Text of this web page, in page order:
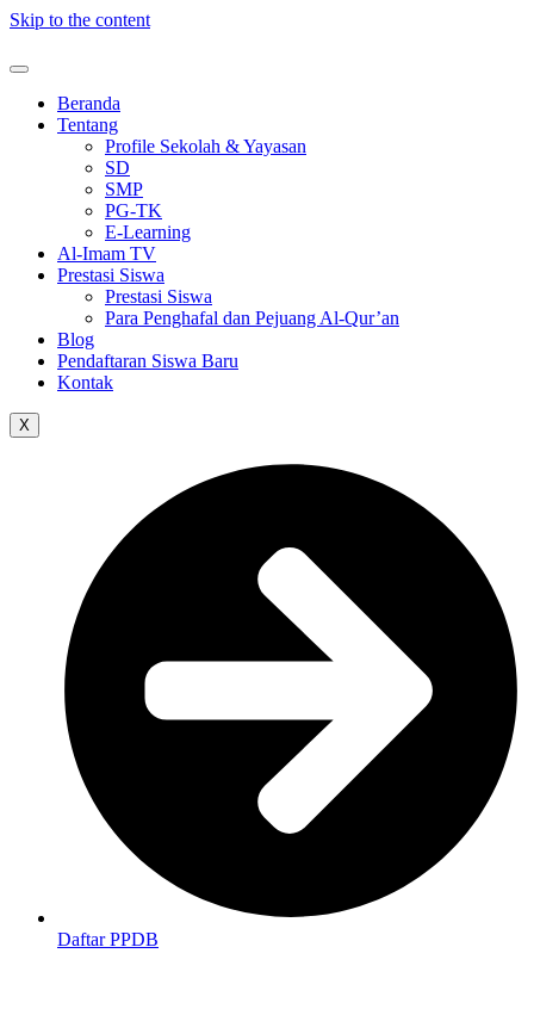
Skip to the content
Beranda
Tentang
Profile Sekolah & Yayasan
SD
SMP
PG-TK
E-Learning
Al-Imam TV
Prestasi Siswa
Prestasi Siswa
Para Penghafal dan Pejuang Al-Qur’an
Blog
Pendaftaran Siswa Baru
Kontak
X
Daftar PPDB